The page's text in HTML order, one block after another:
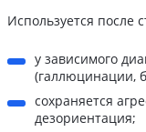
Используется после
у зависимого
(галлюцинации,
сохраняется
дезориентация;